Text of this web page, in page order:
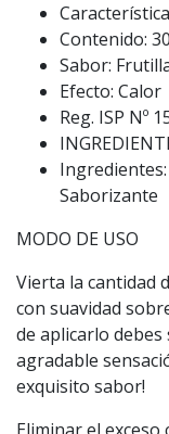
Contenido:
Sabor:
Efecto: Calor
Reg. ISP Nº
Saborizante
MODO DE USO
Vierta la cantidad
con suavidad
de aplicarlo
agradable
exquisito sabor!